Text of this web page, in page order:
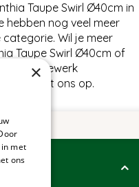
Taupe Swirl Ø40cm in
hebben nog veel meer
Wil je meer
Taupe Swirl Ø40cm of
in Aardewerk
met ons op.
×
met
ons